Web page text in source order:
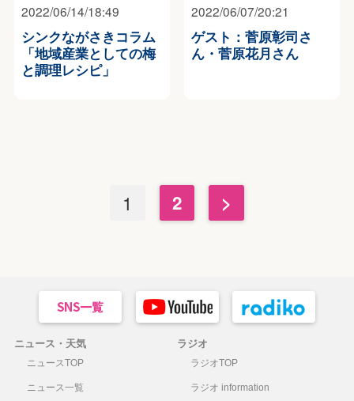
2022/06/14/18:49
シンクながさきコラム
「地域産業としての梅
と調理レシピ」
2022/06/07/20:21
ゲスト：菅原彰司さ
ん・菅原花月さん
1 2 >
ニュース・天気
ニュースTOP
ニュース一覧
ラジオ
ラジオTOP
ラジオ information